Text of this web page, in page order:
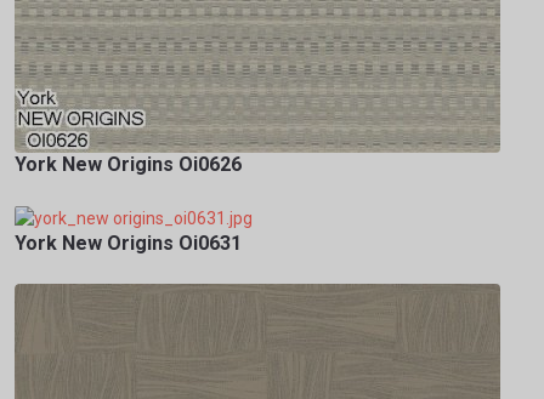
York New Origins Oi0626
York New Origins Oi0631